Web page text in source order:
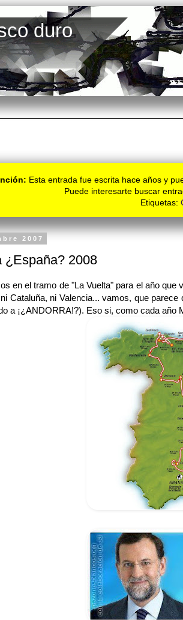
duro
Esta entrada fue escrita hace años y
Puede interesarte buscar
Etiquetas:
2007
¿España? 2008
en el tramo de "La Vuelta" para el año
Cataluña, ni Valencia... vamos, que
a ¡¿ANDORRA!?). Eso si, como cada año